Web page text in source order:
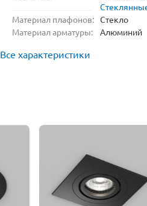
Материал плафонов: Стекло
Материал арматуры:
Алюминий
Все характеристики